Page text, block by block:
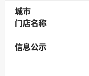
城市
城市
门店名称
门店名称
信息公示
信息公示